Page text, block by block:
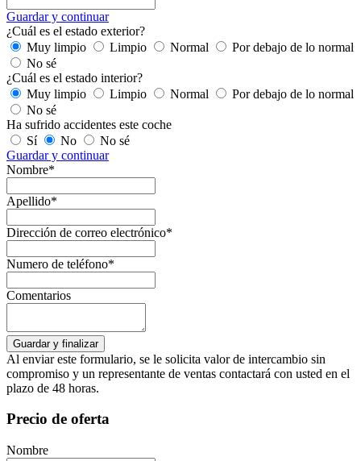
Guardar y continuar
¿Cuál es el estado exterior?
Muy limpio
Limpio Normal
Por debajo de lo normal
No sé
¿Cuál es el estado interior?
Muy limpio
Limpio Normal
Por debajo de lo normal
No sé
Ha sufrido accidentes este coche
Sí
No
No sé
Guardar y continuar
Nombre*
Apellido*
Dirección de correo electrónico*
Numero de teléfono*
Comentarios
Al enviar este formulario, se le solicita valor de intercambio sin
compromiso y un representante de ventas contactará con usted en el
plazo de 48 horas.
Precio de oferta
Nombre